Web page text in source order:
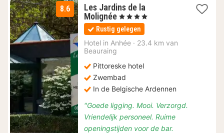
8.6
Les Jardins de la
Molignée1
nacht
vanaf
€
, 4 Sterren
Rustig gelegen
Hotel in Anhée · 23.4 km van
Beauraing
Pittoreske hotel
Zwembad
In de Belgische Ardennen
"Goede ligging. Mooi. Verzorgd.
Vriendelijk personeel. Ruime
openingstijden voor de bar.